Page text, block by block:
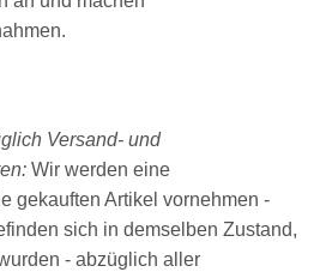
Versand- und
Wir werden eine
gekauften Artikel vornehmen -
sich in demselben Zustand,
- abzüglich aller